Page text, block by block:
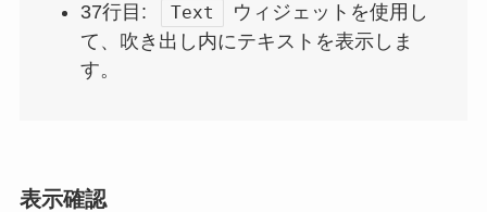
37行目:
Text
ウィジェットを使用し
て、吹き出し内にテキストを表示しま
す。
表示確認